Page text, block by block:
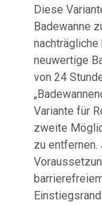
Diese
Badewanne
neuwertige
von 24
Variante für
zweite
zu entfernen.